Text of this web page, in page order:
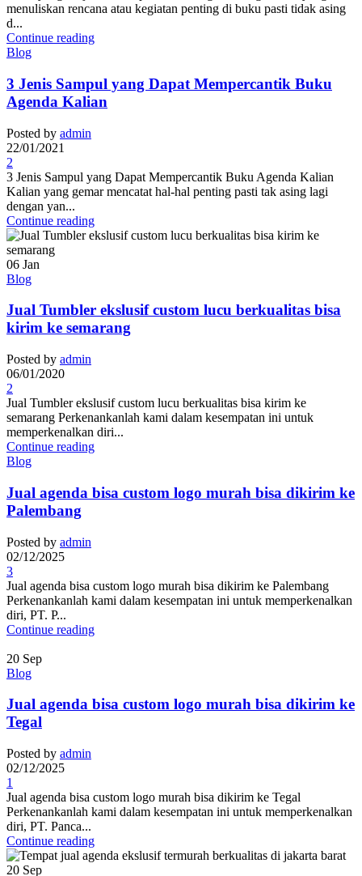
menuliskan rencana atau kegiatan penting di buku pasti tidak asing
d...
Continue reading
Blog
3 Jenis Sampul yang Dapat Mempercantik Buku
Agenda Kalian
Posted by admin
22/01/2021
2
3 Jenis Sampul yang Dapat Mempercantik Buku Agenda Kalian
Kalian yang gemar mencatat hal-hal penting pasti tak asing lagi
dengan yan...
Continue reading
06 Jan
Blog
Jual Tumbler ekslusif custom lucu berkualitas bisa
kirim ke semarang
Posted by admin
06/01/2020
2
Jual Tumbler ekslusif custom lucu berkualitas bisa kirim ke
semarang Perkenankanlah kami dalam kesempatan ini untuk
memperkenalkan diri...
Continue reading
Blog
Jual agenda bisa custom logo murah bisa dikirim ke
Palembang
Posted by admin
02/12/2025
3
Jual agenda bisa custom logo murah bisa dikirim ke Palembang
Perkenankanlah kami dalam kesempatan ini untuk memperkenalkan
diri, PT. P...
Continue reading
20 Sep
Blog
Jual agenda bisa custom logo murah bisa dikirim ke
Tegal
Posted by admin
02/12/2025
1
Jual agenda bisa custom logo murah bisa dikirim ke Tegal
Perkenankanlah kami dalam kesempatan ini untuk memperkenalkan
diri, PT. Panca...
Continue reading
20 Sep